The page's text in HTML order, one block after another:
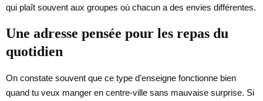
qui plaît souvent aux groupes où chacun a des envies différentes.
Une adresse pensée pour les repas du
quotidien
On constate souvent que ce type d’enseigne fonctionne bien
quand tu veux manger en centre-ville sans mauvaise surprise. Si